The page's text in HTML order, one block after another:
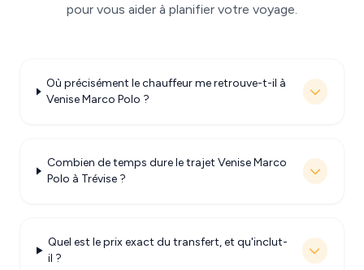
pour vous aider à planifier votre voyage.
Où précisément le chauffeur me retrouve-t-il à
Venise Marco Polo ?
Combien de temps dure le trajet Venise Marco
Polo à Trévise ?
Quel est le prix exact du transfert, et qu'inclut-
il ?